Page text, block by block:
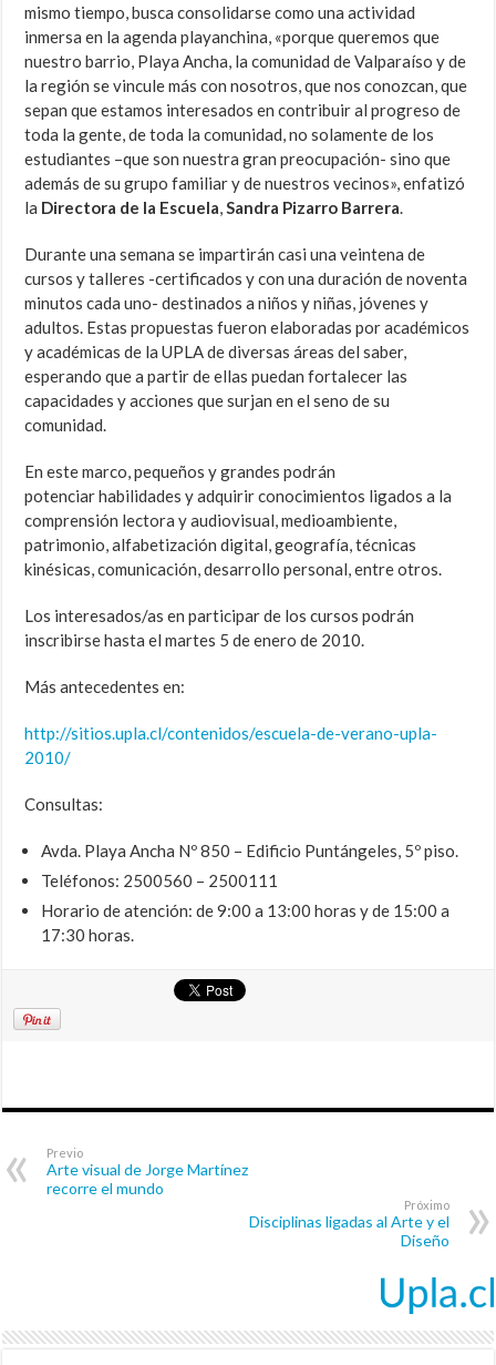
mismo tiempo, busca consolidarse como una actividad
inmersa en la agenda playanchina, «porque queremos que
nuestro barrio, Playa Ancha, la comunidad de Valparaíso y de
la región se vincule más con nosotros, que nos conozcan, que
sepan que estamos interesados en contribuir al progreso de
toda la gente, de toda la comunidad, no solamente de los
estudiantes –que son nuestra gran preocupación- sino que
además de su grupo familiar y de nuestros vecinos», enfatizó
la Directora de la Escuela,Sandra Pizarro Barrera.
Durante una semana se impartirán casi una veintena de
cursos y talleres -certificados y con una duración de noventa
minutos cada uno- destinados a niños y niñas, jóvenes y
adultos. Estas propuestas fueron elaboradas por académicos
y académicas de la UPLA de diversas áreas del saber,
esperando que a partir de ellas puedan fortalecer las
capacidades y acciones que surjan en el seno de su
comunidad.
En este marco, pequeños y grandes podrán
potenciar habilidades y adquirir conocimientos ligados a la
comprensión lectora y audiovisual, medioambiente,
patrimonio, alfabetización digital, geografía, técnicas
kinésicas, comunicación, desarrollo personal, entre otros.
Los interesados/as en participar de los cursos podrán
inscribirse hasta el martes 5 de enero de 2010.
Más antecedentes en:
http://sitios.upla.cl/contenidos/escuela-de-verano-upla-
2010/
Consultas:
Avda. Playa Ancha Nº 850 – Edificio Puntángeles, 5º piso.
Teléfonos: 2500560 – 2500111
Horario de atención: de 9:00 a 13:00 horas y de 15:00 a
17:30 horas.
Previo
Arte visual de Jorge Martínez
recorre el mundo
Próximo
Disciplinas ligadas al Arte y el
Diseño